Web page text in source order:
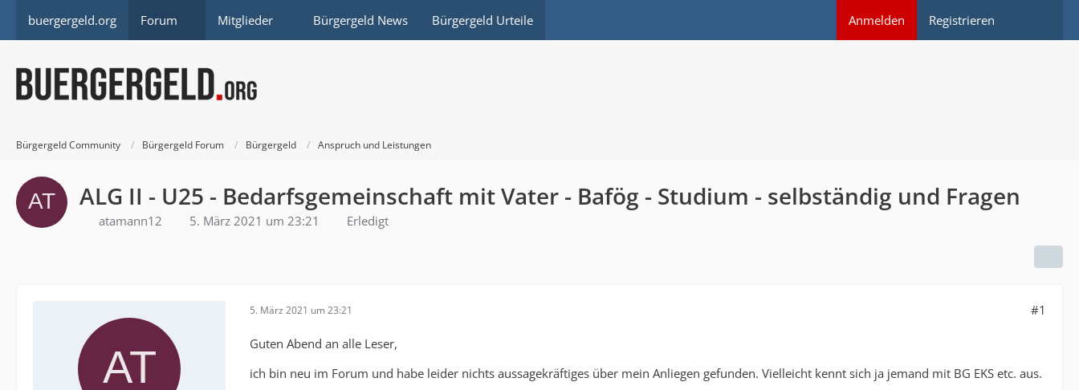
buergergeld.org Forum Mitglieder Bürgergeld News Bürgergeld Urteile Anmelden Registrieren
Bürgergeld Community Bürgergeld Forum Bürgergeld Anspruch und Leistungen
ALG II - U25 - Bedarfsgemeinschaft mit Vater - Bafög - Studium - selbständig und Fragen
atamann12 5. März 2021 um 23:21 Erledigt
5. März 2021 um 23:21 #1
Guten Abend an alle Leser,
ich bin neu im Forum und habe leider nichts aussagekräftiges über mein Anliegen gefunden. Vielleicht kennt sich ja jemand mit BG EKS etc. aus.